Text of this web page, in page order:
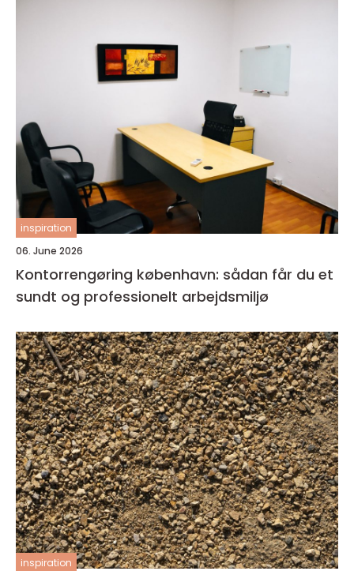
inspiration
06. June 2026
Kontorrengøring københavn: sådan får du et
sundt og professionelt arbejdsmiljø
inspiration